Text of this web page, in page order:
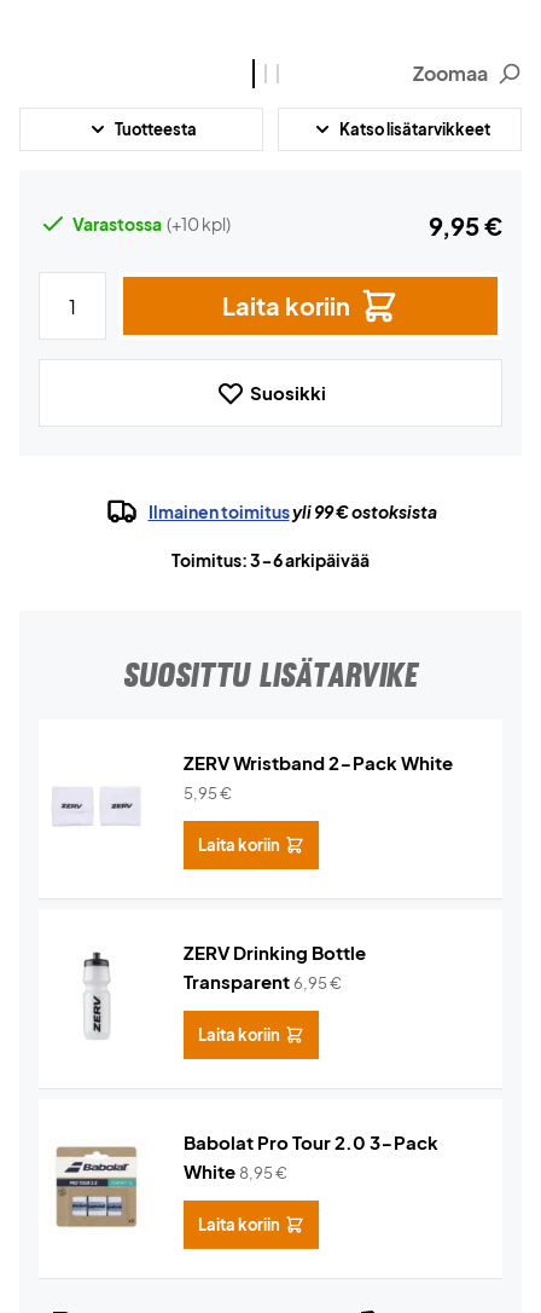
Zoomaa
Tuotteesta Katso lisätarvikkeet
Varastossa (+10 kpl) 9,95 €
Laita koriin
Suosikki
Ilmainen toimitusyli 99 € ostoksista
Toimitus: 3-6 arkipäivää
SUOSITTU LISÄTARVIKE
ZERV Wristband 2-Pack White
5,95€
Laita koriin
ZERV Drinking Bottle
Transparent6,95€
Laita koriin
Babolat Pro Tour 2.0 3-Pack
White 8,95€
Laita koriin